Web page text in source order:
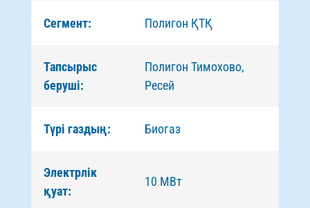
Сегмент: Полигон ҚТҚ
Тапсырыс
беруші:
Полигон Тимохово,
Ресей
Түрі газдың: Биогаз
Электрлік
қуат:
10 МВт